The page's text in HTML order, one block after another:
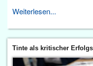
Weiterlesen...
Tinte als kritischer